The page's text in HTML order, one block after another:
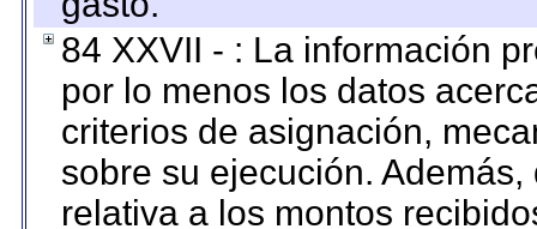
84 XXVII - : La información
por lo menos los datos
criterios de asignación,
sobre su ejecución.
relativa a los montos